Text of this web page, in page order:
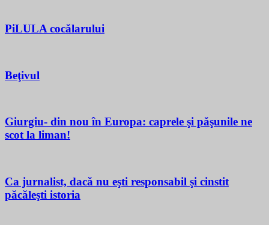
PiLULA cocălarului
Beţivul
Giurgiu- din nou în Europa: caprele şi păşunile ne
scot la liman!
Ca jurnalist, dacă nu eşti responsabil şi cinstit
păcăleşti istoria